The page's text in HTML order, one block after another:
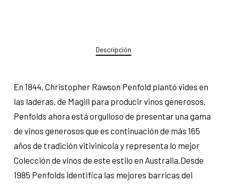
Descripción
En 1844, Christopher Rawson Penfold plantó vides en
las laderas. de Magill para producir vinos generosos.
Penfolds ahora está orgulloso de presentar una gama
de vinos generosos que es continuación de más 165
años de tradición vitivinícola y representa lo mejor
Colección de vinos de este estilo en Australia.Desde
1985 Penfolds identifica las mejores barricas del